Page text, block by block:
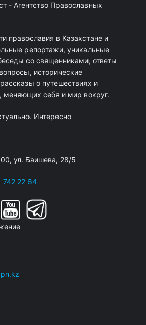
- Агентство Православных
православия в Казахстане и
репортажи, уникальные
со священниками, ответы
исторические
о путешествиях и
меняющих себя и мир вокруг.
Интересно
ул. Баишева, 28/5
742 22 64